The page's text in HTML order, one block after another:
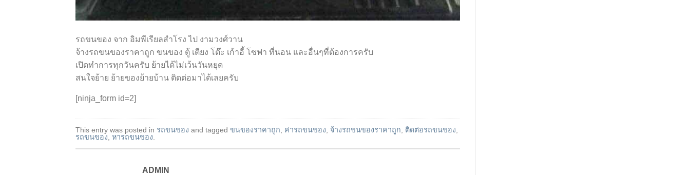
รถขนของ จาก อิมพีเรียลสำโรง ไป งามวงศ์วาน
จ้างรถขนของราคาถูก ขนของ ตู้ เตียง โต๊ะ เก้าอี้ โซฟา ที่นอน และอื่นๆที่ต้องการครับ
เปิดทำการทุกวันครับ ย้ายได้ไม่เว้นวันหยุด
สนใจย้าย ย้ายของย้ายบ้าน ติดต่อมาได้เลยครับ
[ninja_form id=2]
This entry was posted in รถขนของ and tagged ขนของราคาถูก ค่ารถขนของ จ้างรถขนของราคาถูก ติดต่อรถขนของ
รถขนของ หารถขนของ
ADMIN